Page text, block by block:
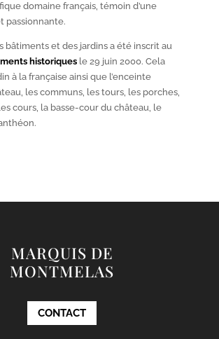
domaine français, témoin d’une
passionnante.
bâtiments et des jardins a été inscrit au
historiquesle 29 juin 2000. Cela
à la française ainsi que l’enceinte
les communs, les tours, les porches,
cours, la basse-cour du château, le
MARQUIS DE
MONTMELAS
CONTACT